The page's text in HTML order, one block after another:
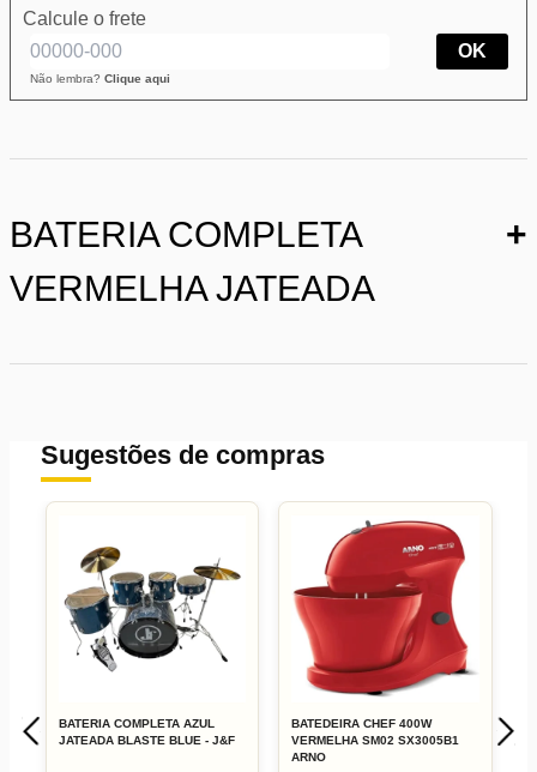
Calcule o frete
Não lembra? Clique aqui
OK
BATERIA COMPLETA
VERMELHA JATEADA
+
Sugestões de compras
BATERIA COMPLETA AZUL
JATEADA BLASTE BLUE - J&F
BATEDEIRA CHEF 400W
VERMELHA SM02 SX3005B1
ARNO